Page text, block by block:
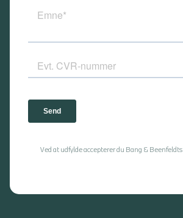
Ved at udfylde accepterer du Bang & Beenfeldts